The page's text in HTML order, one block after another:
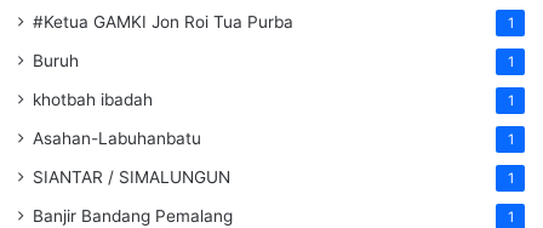
#Ketua GAMKI Jon Roi Tua Purba 1
Buruh 1
khotbah ibadah 1
Asahan-Labuhanbatu 1
SIANTAR / SIMALUNGUN 1
Banjir Bandang Pemalang 1